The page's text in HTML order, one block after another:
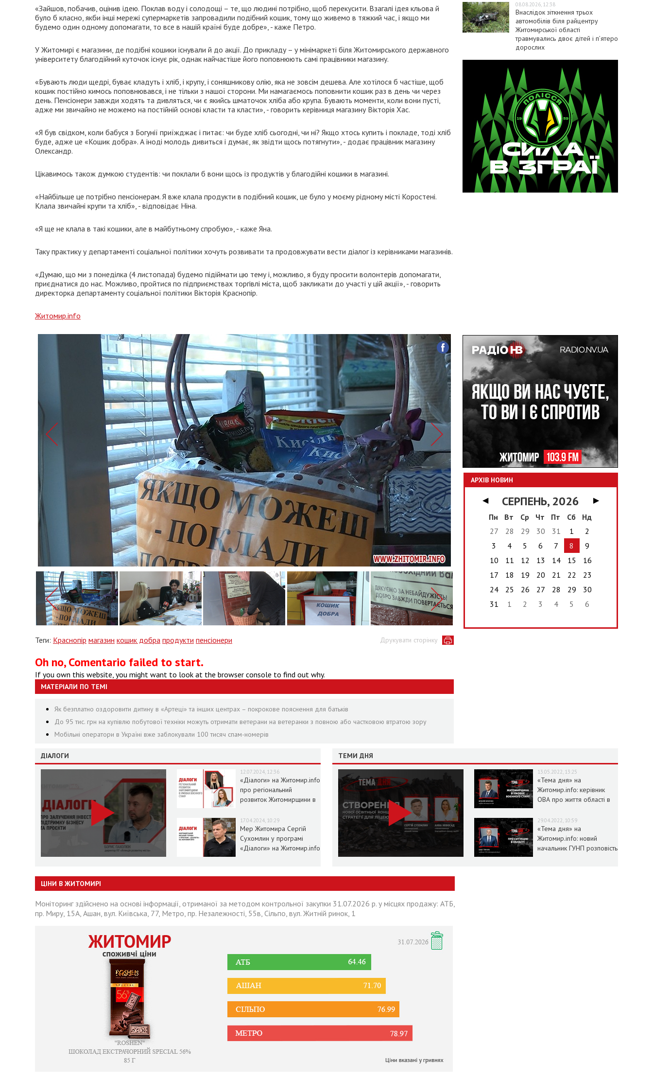
«Зайшов, побачив, оцінив ідею. Поклав воду і солодощі – те, що людині потрібно, щоб перекусити. Взагалі ідея кльова й
було б класно, якби інші мережі супермаркетів запровадили подібний кошик, тому що живемо в тяжкий час, і якщо ми
будемо один одному допомагати, то все в нашій країні буде добре», - каже Петро.
У Житомирі є магазини, де подібні кошики існували й до акції. До прикладу – у мінімаркеті біля Житомирського державного
університету благодійний куточок існує рік, однак найчастіше його поповнюють самі працівники магазину.
«Бувають люди щедрі, буває кладуть і хліб, і крупу, і соняшникову олію, яка не зовсім дешева. Але хотілося б частіше, щоб
кошик постійно кимось поповнювався, і не тільки з нашої сторони. Ми намагаємось поповнити кошик раз в день чи через
день. Пенсіонери завжди ходять та дивляться, чи є якийсь шматочок хліба або крупа. Бувають моменти, коли вони пусті,
адже ми звичайно не можемо на постійній основі класти та класти», - говорить керівниця магазину Вікторія Хас.
«Я був свідком, коли бабуся з Богунії приїжджає і питає: чи буде хліб сьогодні, чи ні? Якщо хтось купить і покладе, тоді хліб
буде, адже це «Кошик добра». А іноді молодь дивиться і думає, як звідти щось потягнути», - додає працівник магазину
Олександр.
Цікавимось також думкою студентів: чи поклали б вони щось із продуктів у благодійні кошики в магазині.
«Найбільше це потрібно пенсіонерам. Я вже клала продукти в подібний кошик, це було у моєму рідному місті Коростені.
Клала звичайні крупи та хліб», - відповідає Ніна.
«Я ще не клала в такі кошики, але в майбутньому спробую», - каже Яна.
Таку практику у департаменті соціальної політики хочуть розвивати та продовжувати вести діалог із керівниками магазинів.
«Думаю, що ми з понеділка (4 листопада) будемо підіймати цю тему і, можливо, я буду просити волонтерів допомагати,
приєднатися до нас. Можливо, пройтися по підприємствах торгівлі міста, щоб закликати до участі у цій акції», - говорить
директорка департаменту соціальної політики Вікторія Краснопір.
Житомир.info
Друкувати сторінку
Теги: Краснопір магазин кошик добра продукти пенсіонери
Oh no, Comentario failed to start.
If you own this website, you might want to look at the browser console to find out why.
МАТЕРІАЛИ ПО ТЕМІ
Як безплатно оздоровити дитину в «Артеці» та інших центрах – покрокове пояснення для батьків
До 95 тис. грн на купівлю побутової техніки можуть отримати ветерани на ветеранки з повною або частковою втратою зору
Мобільні оператори в Україні вже заблокували 100 тисяч спам-номерів
08.08.2026, 12:38
Внаслідок зіткнення трьох
автомобілів біля райцентру
Житомирської області
травмувались двоє дітей і пʼятеро
дорослих
АРХІВ НОВИН
◀ СЕРПЕНЬ, 2026
▶
Пн
Вт Ср Чт Пт Сб
Нд
27
28 29 30 31 1
2
3
4 5 6 7 8
9
10
11 12 13 14 15
16
17
18 19 20 21 22
23
24
25 26 27 28 29
30
31
1 2 3 4 5 6
ДІАЛОГИ
12.07.2024, 12:36
«Діалоги» на Житомир.info
про регіональний
розвиток Житомирщини в
17.04.2024, 10:29
Мер Житомира Сергій
Сухомлин у програмі
«Діалоги» на Житомир.info
ТЕМИ ДНЯ
13.05.2022, 13:25
«Тема дня» на
Житомир.info: керівник
ОВА про життя області в
29.04.2022, 10:59
«Тема дня» на
Житомир.info: новий
начальник ГУНП розповість
ЦІНИ В ЖИТОМИРІ
Моніторинг здійснено на основі інформації, отриманої за методом контрольної закупки 31.07.2026 р. у місцях продажу: АТБ,
пр. Миру, 15А, Ашан, вул. Київська, 77, Метро, пр. Незалежності, 55в, Сільпо, вул. Житній ринок, 1